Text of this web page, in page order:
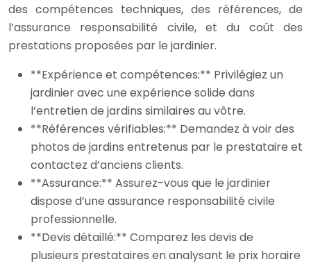
des compétences techniques, des références, de
l’assurance responsabilité civile, et du coût des
prestations proposées par le jardinier.
**Expérience et compétences:** Privilégiez un
jardinier avec une expérience solide dans
l’entretien de jardins similaires au vôtre.
**Références vérifiables:** Demandez à voir des
photos de jardins entretenus par le prestataire et
contactez d’anciens clients.
**Assurance:** Assurez-vous que le jardinier
dispose d’une assurance responsabilité civile
professionnelle.
**Devis détaillé:** Comparez les devis de
plusieurs prestataires en analysant le prix horaire